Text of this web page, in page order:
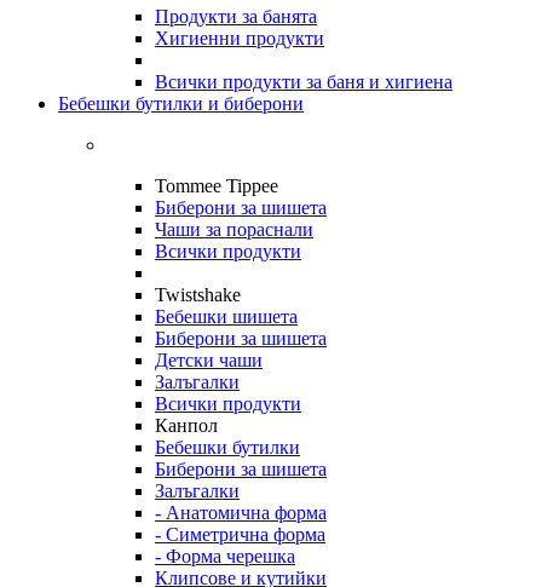
Продукти за банята
Хигиенни продукти
Всички продукти за баня и хигиена
Бебешки бутилки и биберони
Tommee Tippee
Биберони за шишета
Чаши за пораснали
Всички продукти
Twistshake
Бебешки шишета
Биберони за шишета
Детски чаши
Залъгалки
Всички продукти
Канпол
Бебешки бутилки
Биберони за шишета
Залъгалки
- Анатомична форма
- Симетрична форма
- Форма черешка
Клипсове и кутийки